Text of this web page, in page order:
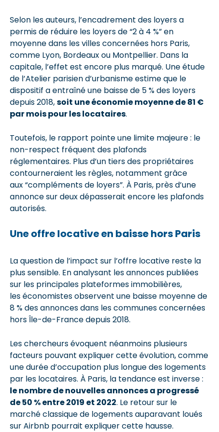
Selon les auteurs, l’encadrement des loyers a
permis de réduire les loyers de “2 à 4 %” en
moyenne dans les villes concernées hors Paris,
comme Lyon, Bordeaux ou Montpellier. Dans la
capitale, l’effet est encore plus marqué. Une étude
de l’Atelier parisien d’urbanisme estime que le
dispositif a entraîné une baisse de 5 % des loyers
depuis 2018,soit une économie moyenne de 81 €
par mois pour les locataires.
Toutefois, le rapport pointe une limite majeure : le
non-respect fréquent des plafonds
réglementaires. Plus d’un tiers des propriétaires
contourneraient les règles, notamment grâce
aux “compléments de loyers”. À Paris, près d’une
annonce sur deux dépasserait encore les plafonds
autorisés.
Une offre locative en baisse hors Paris
La question de l’impact sur l’offre locative reste la
plus sensible. En analysant les annonces publiées
sur les principales plateformes immobilières,
les économistes observent une baisse moyenne de
8 % des annonces dans les communes concernées
hors Île-de-France depuis 2018.
Les chercheurs évoquent néanmoins plusieurs
facteurs pouvant expliquer cette évolution, comme
une durée d’occupation plus longue des logements
par les locataires. À Paris, la tendance est inverse :
le nombre de nouvelles annonces a progressé
de 50 % entre 2019 et 2022. Le retour sur le
marché classique de logements auparavant loués
sur Airbnb pourrait expliquer cette hausse.